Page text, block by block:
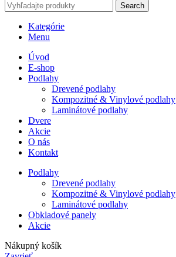
Search
Kategórie
Menu
Úvod
E-shop
Podlahy
Drevené podlahy
Kompozitné & Vinylové podlahy
Laminátové podlahy
Dvere
Akcie
O nás
Kontakt
Podlahy
Drevené podlahy
Kompozitné & Vinylové podlahy
Laminátové podlahy
Obkladové panely
Akcie
Nákupný košík